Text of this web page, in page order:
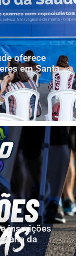
oferece
em Santa
inscrições
da